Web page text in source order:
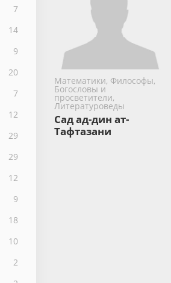
7
14
9
20
7
12
29
29
12
9
18
10
2
Математики, Философы,
Богословы и
просветители,
Литературоведы
Сад ад-дин ат-
Тафтазани